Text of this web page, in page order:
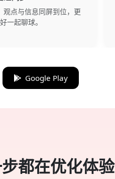
点与信息同屏到位，更
一起聊球。
Google Play
都在优化体验